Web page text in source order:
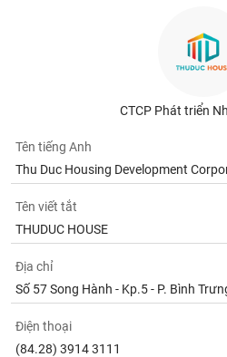
CTCP Phát triển
Tên tiếng Anh
Thu Duc Housing Development
Tên viết tắt
THUDUC HOUSE
Địa chỉ
Số 57 Song Hành - Kp.5 - P. Bình
Điện thoại
(84.28) 3914 3111